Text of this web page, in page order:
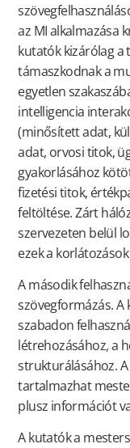
az MI alkalmazása
kutatók kizárólag a
támaszkodnak a
egyetlen
intelligencia
(minősített adat,
adat, orvosi titok,
gyakorlásához
fizetési titok,
feltöltése. Zárt
szervezeten belül
ezek a
A második
szövegformázás.
szabadon
létrehozásához, a
strukturálásához.
tartalmazhat
plusz információt
A kutatók a